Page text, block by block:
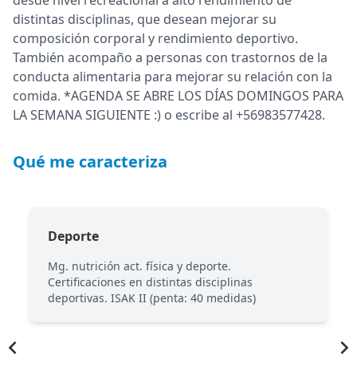
distintas disciplinas, que desean mejorar su
composición corporal y rendimiento deportivo.
También acompaño a personas con trastornos de la
conducta alimentaria para mejorar su relación con la
comida. *AGENDA SE ABRE LOS DÍAS DOMINGOS PARA
LA SEMANA SIGUIENTE :) o escribe al +56983577428.
Qué me caracteriza
Deporte
Mg. nutrición act. física y deporte.
Certificaciones en distintas disciplinas
deportivas. ISAK II (penta: 40 medidas)